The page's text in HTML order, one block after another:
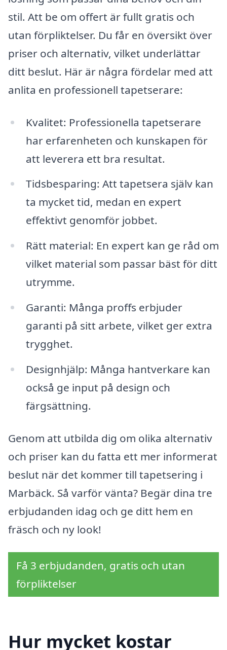
stil. Att be om offert är fullt gratis och
utan förpliktelser. Du får en översikt över
priser och alternativ, vilket underlättar
ditt beslut. Här är några fördelar med att
anlita en professionell tapetserare:
Kvalitet: Professionella tapetserare
har erfarenheten och kunskapen för
att leverera ett bra resultat.
Tidsbesparing: Att tapetsera själv kan
ta mycket tid, medan en expert
effektivt genomför jobbet.
Rätt material: En expert kan ge råd om
vilket material som passar bäst för ditt
utrymme.
Garanti: Många proffs erbjuder
garanti på sitt arbete, vilket ger extra
trygghet.
Designhjälp: Många hantverkare kan
också ge input på design och
färgsättning.
Genom att utbilda dig om olika alternativ
och priser kan du fatta ett mer informerat
beslut när det kommer till tapetsering i
Marbäck. Så varför vänta? Begär dina tre
erbjudanden idag och ge ditt hem en
fräsch och ny look!
Få 3 erbjudanden, gratis och utan
förpliktelser
Hur mycket kostar